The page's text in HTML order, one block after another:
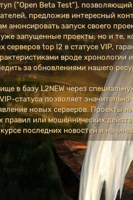
("Open Beta Test"),
предложив интересный
анонсировать запуск своего
запущенные проекты, но и
top l2 в статусе VIP,
вроде
за обновлениями нашего
в базу L2NEW через
статуса позволяет
новых серверов. Проекты
или мошеннических
последних новостей и